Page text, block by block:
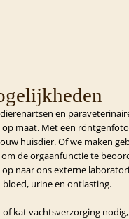
en
maat. Met een
huisdier. Of we maken
de orgaanfunctie te
naar ons externe
urine en ontlasting.
kat vachtsverzorging